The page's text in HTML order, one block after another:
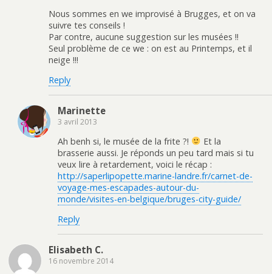
Nous sommes en we improvisé à Brugges, et on va
suivre tes conseils !
Par contre, aucune suggestion sur les musées !!
Seul problème de ce we : on est au Printemps, et il
neige !!!
Reply
Marinette
3 avril 2013
Ah benh si, le musée de la frite ?!
Et la
brasserie aussi. Je réponds un peu tard mais si tu
veux lire à retardement, voici le récap :
http://saperlipopette.marine-landre.fr/carnet-de-
voyage-mes-escapades-autour-du-
monde/visites-en-belgique/bruges-city-guide/
Reply
Elisabeth C.
16 novembre 2014